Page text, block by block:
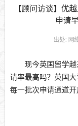
【顾问访谈】优
申请
出处: 网
现今英国留学
请率最高吗？英国
每一批次申请通道开